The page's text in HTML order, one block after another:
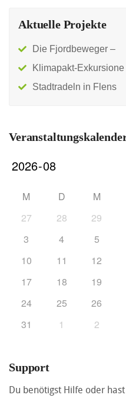
Aktuelle Projekte
Die Fjordbeweger –
Klimapakt-Exkursione
Stadtradeln in Flens
M D M
27
28 29
3
4 5
10
11 12
17
18 19
24
25 26
31
1 2
Support
Du benötigst Hilfe oder